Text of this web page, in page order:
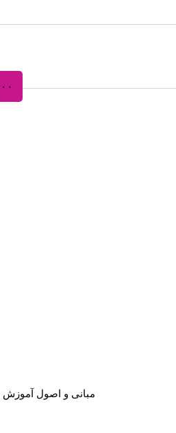
مبانی و اصول